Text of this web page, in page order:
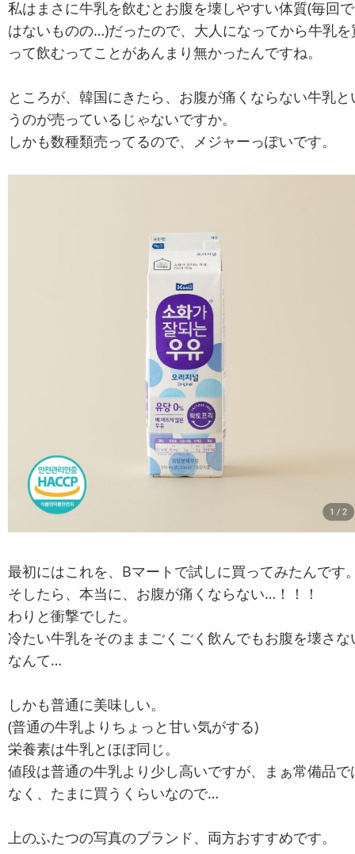
私はまさに牛乳を飲むとお腹を壊しやすい体質(毎回で
はないものの…)だったので、大人になってから牛乳を
って飲むってことがあんまり無かったんですね。
ところが、韓国にきたら、お腹が痛くならない牛乳と
うのが売っているじゃないですか。
しかも数種類売ってるので、メジャーっぽいです。
最初にはこれを、Bマートで試しに買ってみたんです
そしたら、本当に、お腹が痛くならない…！！！
わりと衝撃でした。
冷たい牛乳をそのままごくごく飲んでもお腹を壊さな
なんて…
しかも普通に美味しい。
(普通の牛乳よりちょっと甘い気がする)
栄養素は牛乳とほぼ同じ。
値段は普通の牛乳より少し高いですが、まぁ常備品で
なく、たまに買うくらいなので…
上のふたつの写真のブランド、両方おすすめです。